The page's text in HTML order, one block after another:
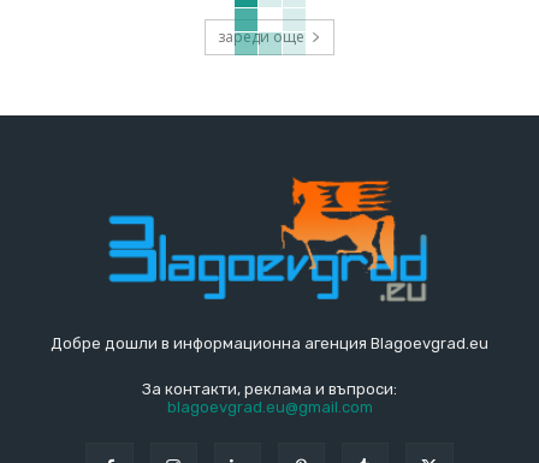
зареди още
Добре дошли в информационна агенция Blagoevgrad.eu
За контакти, реклама и въпроси:
blagoevgrad.eu@gmail.com